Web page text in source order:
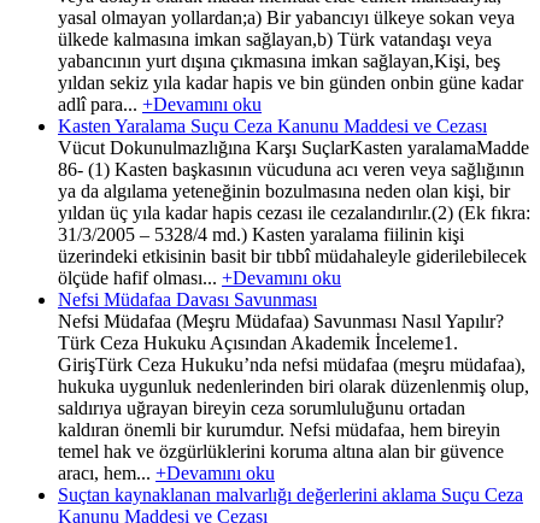
yasal olmayan yollardan;a) Bir yabancıyı ülkeye sokan veya
ülkede kalmasına imkan sağlayan,b) Türk vatandaşı veya
yabancının yurt dışına çıkmasına imkan sağlayan,Kişi, beş
yıldan sekiz yıla kadar hapis ve bin günden onbin güne kadar
adlî para... +Devamını oku
Kasten Yaralama Suçu Ceza Kanunu Maddesi ve Cezası
Vücut Dokunulmazlığına Karşı SuçlarKasten yaralamaMadde
86- (1) Kasten başkasının vücuduna acı veren veya sağlığının
ya da algılama yeteneğinin bozulmasına neden olan kişi, bir
yıldan üç yıla kadar hapis cezası ile cezalandırılır.(2) (Ek fıkra:
31/3/2005 – 5328/4 md.) Kasten yaralama fiilinin kişi
üzerindeki etkisinin basit bir tıbbî müdahaleyle giderilebilecek
ölçüde hafif olması... +Devamını oku
Nefsi Müdafaa Davası Savunması
Nefsi Müdafaa (Meşru Müdafaa) Savunması Nasıl Yapılır?
Türk Ceza Hukuku Açısından Akademik İnceleme1.
GirişTürk Ceza Hukuku’nda nefsi müdafaa (meşru müdafaa),
hukuka uygunluk nedenlerinden biri olarak düzenlenmiş olup,
saldırıya uğrayan bireyin ceza sorumluluğunu ortadan
kaldıran önemli bir kurumdur. Nefsi müdafaa, hem bireyin
temel hak ve özgürlüklerini koruma altına alan bir güvence
aracı, hem... +Devamını oku
Suçtan kaynaklanan malvarlığı değerlerini aklama Suçu Ceza
Kanunu Maddesi ve Cezası